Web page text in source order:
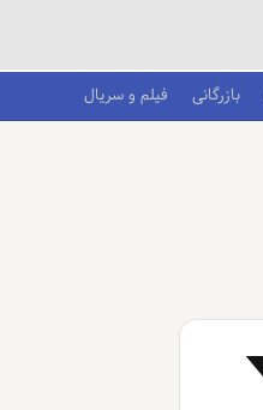
بازرگانی فیلم و سریال